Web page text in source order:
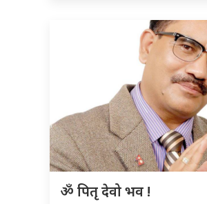
ॐ पितृ देवो भव !